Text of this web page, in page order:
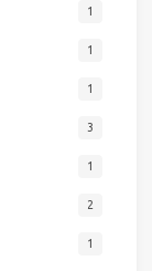
1
1
1
3
1
2
1